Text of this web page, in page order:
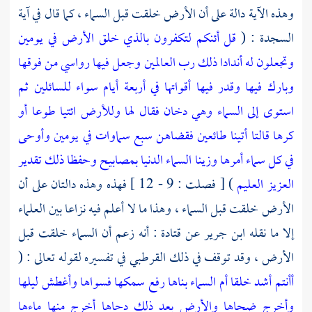
وهذه الآية دالة على أن الأرض خلقت قبل السماء ، كما قال في آية
السجدة : ( قل أئنكم لتكفرون بالذي خلق الأرض في يومين
وتجعلون له أندادا ذلك رب العالمينوجعل فيها رواسي من فوقها
وبارك فيها وقدر فيها أقواتها في أربعة أيام سواء للسائلين ثم
استوى إلى السماء وهي دخان فقال لها وللأرض ائتيا طوعا أو
كرها قالتا أتينا طائعينفقضاهن سبع سماوات في يومين وأوحى
في كل سماء أمرها وزينا السماء الدنيا بمصابيح وحفظا ذلك تقدير
العزيز العليم
) [ فصلت : 9 - 12 ] فهذه وهذه دالتان على أن
الأرض خلقت قبل السماء ، وهذا ما لا أعلم فيه نزاعا بين العلماء
إلا ما نقله ابن جريرعنقتادة : أنه زعم أن السماء خلقت قبل
الأرض ، وقد توقف في ذلكالقرطبيفي تفسيره لقوله تعالى : (
أأنتم أشد خلقا أم السماء بناهارفع سمكها فسواهاوأغطش ليلها